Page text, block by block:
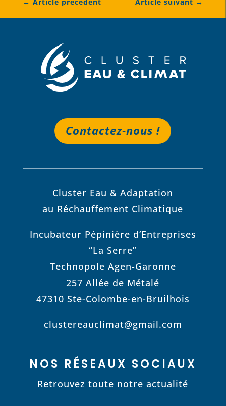
Contactez-nous !
Cluster Eau & Adaptation
au Réchauffement Climatique
Incubateur Pépinière d’Entreprises
“La Serre”
Technopole Agen-Garonne
257 Allée de Métalé
47310 Ste-Colombe-en-Bruilhois
clustereauclimat@gmail.com
NOS RÉSEAUX SOCIAUX
Retrouvez toute notre actualité